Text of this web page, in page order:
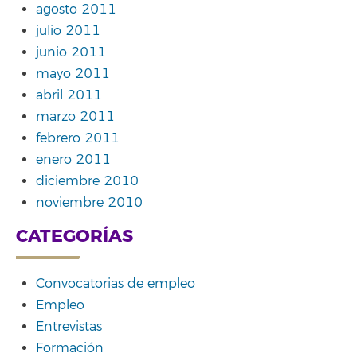
agosto 2011
julio 2011
junio 2011
mayo 2011
abril 2011
marzo 2011
febrero 2011
enero 2011
diciembre 2010
noviembre 2010
CATEGORÍAS
Convocatorias de empleo
Empleo
Entrevistas
Formación